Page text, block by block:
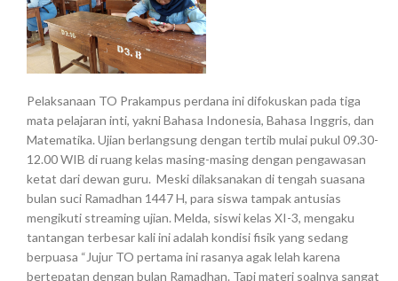
Pelaksanaan TO Prakampus perdana ini difokuskan pada tiga
mata pelajaran inti, yakni Bahasa Indonesia, Bahasa Inggris, dan
Matematika. Ujian berlangsung dengan tertib mulai pukul 09.30-
12.00 WIB di ruang kelas masing-masing dengan pengawasan
ketat dari dewan guru. Meski dilaksanakan di tengah suasana
bulan suci Ramadhan 1447 H, para siswa tampak antusias
mengikuti streaming ujian. Melda, siswi kelas XI-3, mengaku
tantangan terbesar kali ini adalah kondisi fisik yang sedang
berpuasa “Jujur TO pertama ini rasanya agak lelah karena
bertepatan dengan bulan Ramadhan. Tapi materi soalnya sangat